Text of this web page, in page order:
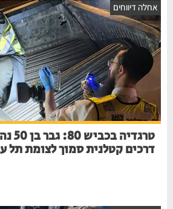
דיווחים
טרגדיה בכביש 80:
דרכים קטלנית סמוך לצומת תל ערד